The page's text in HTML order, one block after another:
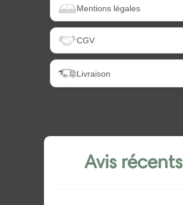
Mentions légales
CGV
Livraison
Avis récents